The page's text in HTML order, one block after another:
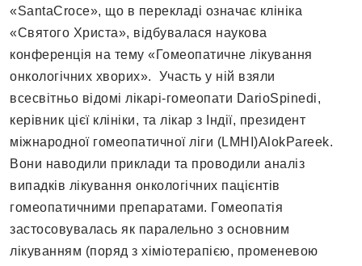
«SantaCroce», що в перекладі означає клініка
«Святого Христа», відбувалася наукова
конференція на тему «Гомеопатичне лікування
онкологічних хворих». Участь у ній взяли
всесвітньо відомі лікарі-гомеопати DarioSpinedi,
керівник цієї клініки, та лікар з Індії, президент
міжнародної гомеопатичної ліги (LMHI)AlokPareek.
Вони наводили приклади та проводили аналіз
випадків лікування онкологічних пацієнтів
гомеопатичними препаратами. Гомеопатія
застосовувалась як паралельно з основним
лікуванням (поряд з хіміотерапією, променевою